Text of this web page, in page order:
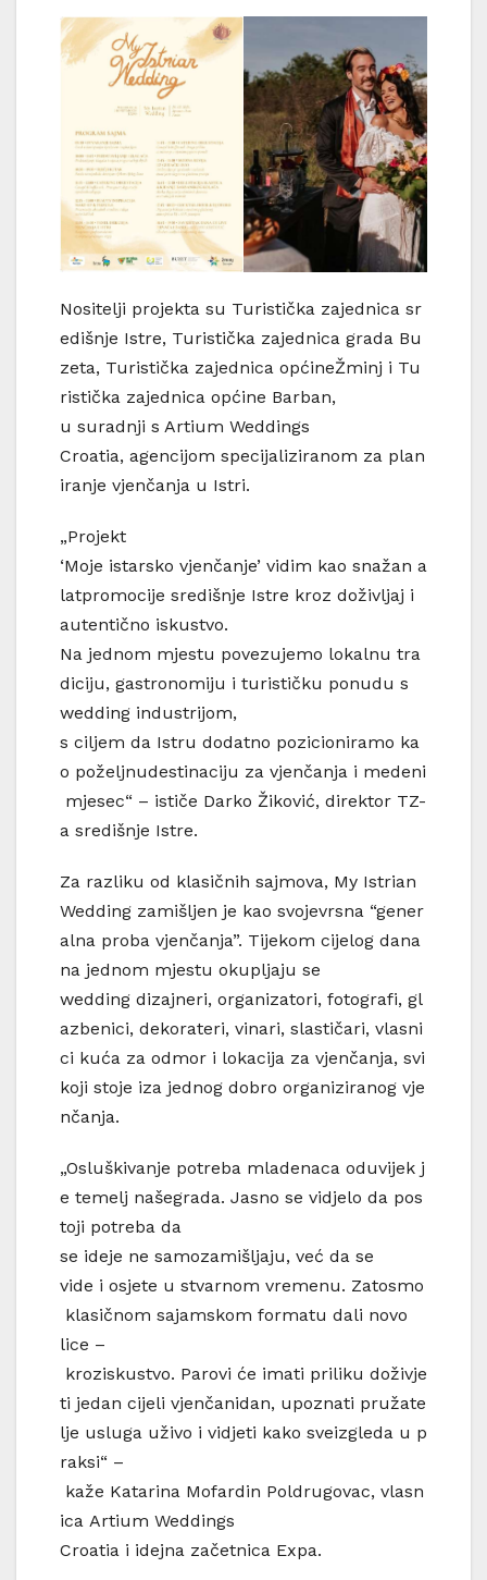
Nositelji projekta su Turistička zajednica sr
edišnje Istre, Turistička zajednica grada Bu
zeta, Turistička zajednica općineŽminj i Tu
ristička zajednica općine Barban,
u suradnji s Artium Weddings
Croatia, agencijom specijaliziranom za plan
iranje vjenčanja u Istri.
„Projekt
‘Moje istarsko vjenčanje’ vidim kao snažan a
latpromocije središnje Istre kroz doživljaj i
autentično iskustvo.
Na jednom mjestu povezujemo lokalnu tra
diciju, gastronomiju i turističku ponudu s
wedding industrijom,
s ciljem da Istru dodatno pozicioniramo ka
o poželjnudestinaciju za vjenčanja i medeni
mjesec“ – ističe Darko Žiković, direktor TZ-
a središnje Istre.
Za razliku od klasičnih sajmova, My Istrian
Wedding zamišljen je kao svojevrsna “gener
alna proba vjenčanja”. Tijekom cijelog dana
na jednom mjestu okupljaju se
wedding dizajneri, organizatori, fotografi, gl
azbenici, dekorateri, vinari, slastičari, vlasni
ci kuća za odmor i lokacija za vjenčanja, svi
koji stoje iza jednog dobro organiziranog vje
nčanja.
„Osluškivanje potreba mladenaca oduvijek j
e temelj našegrada. Jasno se vidjelo da pos
toji potreba da
se ideje ne samozamišljaju, već da se
vide i osjete u stvarnom vremenu. Zatosmo
klasičnom sajamskom formatu dali novo
lice –
kroziskustvo. Parovi će imati priliku doživje
ti jedan cijeli vjenčanidan, upoznati pružate
lje usluga uživo i vidjeti kako sveizgleda u p
raksi“ –
kaže Katarina Mofardin Poldrugovac, vlasn
ica Artium Weddings
Croatia i idejna začetnica Expa.